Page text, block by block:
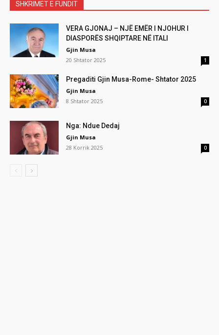
SHKRIMET E FUNDIT
VERA GJONAJ – NJË EMËR I NJOHUR I
DIASPORËS SHQIPTARE NË ITALI
Gjin Musa
20 Shtator 2025
1
Pregaditi Gjin Musa-Rome- Shtator 2025
Gjin Musa
8 Shtator 2025
0
Nga: Ndue Dedaj
Gjin Musa
28 Korrik 2025
0